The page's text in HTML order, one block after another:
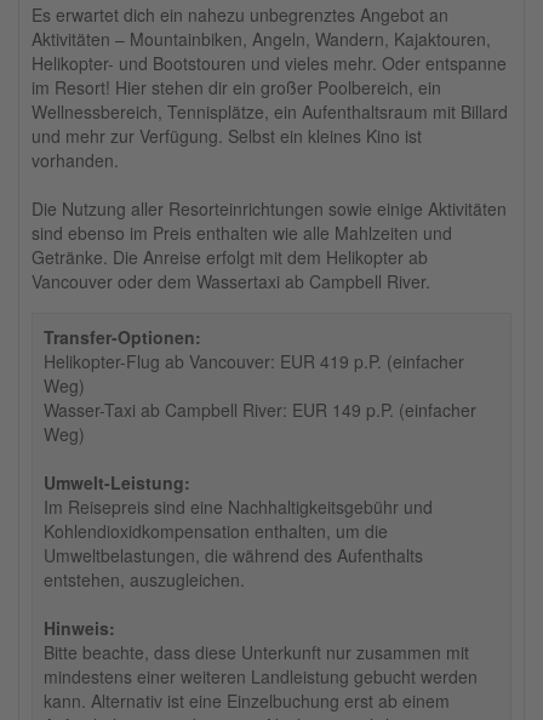
Es erwartet dich ein nahezu unbegrenztes Angebot an
Aktivitäten – Mountainbiken, Angeln, Wandern, Kajaktouren,
Helikopter- und Bootstouren und vieles mehr. Oder entspanne
im Resort! Hier stehen dir ein großer Poolbereich, ein
Wellnessbereich, Tennisplätze, ein Aufenthaltsraum mit Billard
und mehr zur Verfügung. Selbst ein kleines Kino ist
vorhanden.
Die Nutzung aller Resorteinrichtungen sowie einige Aktivitäten
sind ebenso im Preis enthalten wie alle Mahlzeiten und
Getränke. Die Anreise erfolgt mit dem Helikopter ab
Vancouver oder dem Wassertaxi ab Campbell River.
Transfer-Optionen:
Helikopter-Flug ab Vancouver: EUR 419 p.P. (einfacher
Weg)
Wasser-Taxi ab Campbell River: EUR 149 p.P. (einfacher
Weg)
Umwelt-Leistung:
Im Reisepreis sind eine Nachhaltigkeitsgebühr und
Kohlendioxidkompensation enthalten, um die
Umweltbelastungen, die während des Aufenthalts
entstehen, auszugleichen.
Hinweis:
Bitte beachte, dass diese Unterkunft nur zusammen mit
mindestens einer weiteren Landleistung gebucht werden
kann. Alternativ ist eine Einzelbuchung erst ab einem